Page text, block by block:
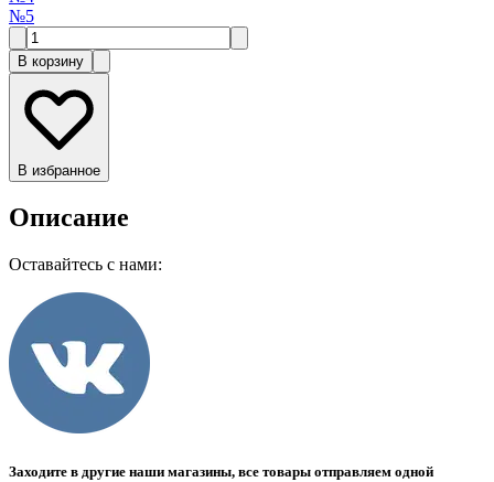
№5
В корзину
В избранное
Описание
Оставайтесь с нами:
Заходите в другие наши магазины, все товары отправляем одной